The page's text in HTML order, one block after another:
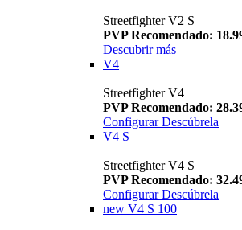
Streetfighter V2 S
PVP Recomendado:
Descubrir más
V4
Streetfighter V4
PVP Recomendado:
Configurar Descúbrela
V4 S
Streetfighter V4 S
PVP Recomendado:
Configurar Descúbrela
new V4 S 100